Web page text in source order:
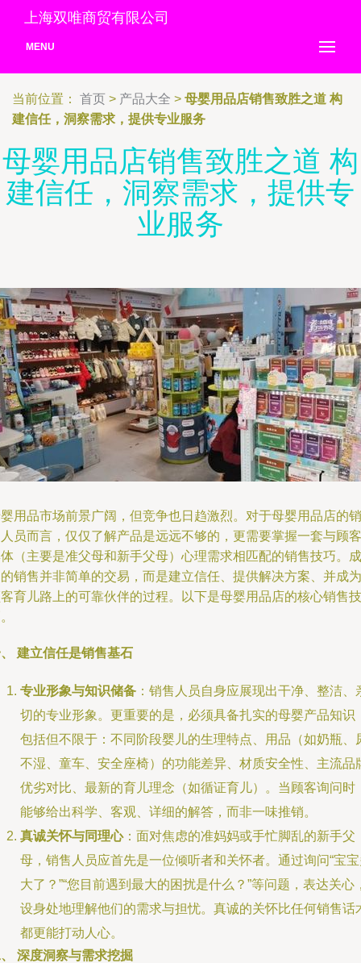
上海双唯商贸有限公司
MENU
当前位置： 首页 > 产品大全 > 母婴用品店销售致胜之道 构
建信任，洞察需求，提供专业服务
母婴用品店销售致胜之道 构
建信任，洞察需求，提供专
业服务
用品市场前景广阔，但竞争也日趋激烈。对于母婴用品店的销
员而言，仅仅了解产品是远远不够的，更需要掌握一套与顾客
（主要是准父母和新手父母）心理需求相匹配的销售技巧。成
销售并非简单的交易，而是建立信任、提供解决方案、并成为
育儿路上的可靠伙伴的过程。以下是母婴用品店的核心销售技
建立信任是销售基石
专业形象与知识储备 ：销售人员自身应展现出干净、整洁、
切的专业形象。更重要的是，必须具备扎实的母婴产品知识
包括但不限于：不同阶段婴儿的生理特点、用品（如奶瓶、
不湿、童车、安全座椅）的功能差异、材质安全性、主流品
优劣对比、最新的育儿理念（如循证育儿）。当顾客询问时
能够给出科学、客观、详细的解答，而非一味推销。
真诚关怀与同理心：面对焦虑的准妈妈或手忙脚乱的新手父
母，销售人员应首先是一位倾听者和关怀者。通过询问“宝
大了？”“您目前遇到最大的困扰是什么？”等问题，表达关心
设身处地理解他们的需求与担忧。真诚的关怀比任何销售话
都更能打动人心。
深度洞察与需求挖掘